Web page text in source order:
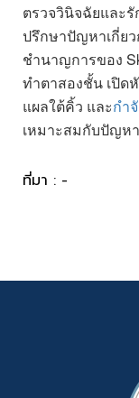
ตรวจวินิจฉัยและ
ปรึกษาปัญหาเกี่ย
ชำนาญการของ
ทำตาสองชั้น เปิด
แผลใต้คิ้ว และกำ
เหมาะสมกับปัญห
ที่มา : -